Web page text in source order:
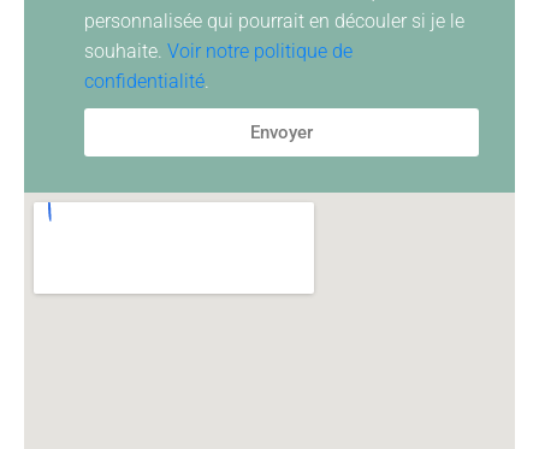
personnalisée qui pourrait en découler si je le
souhaite. Voir notre politique de
confidentialité.
Envoyer